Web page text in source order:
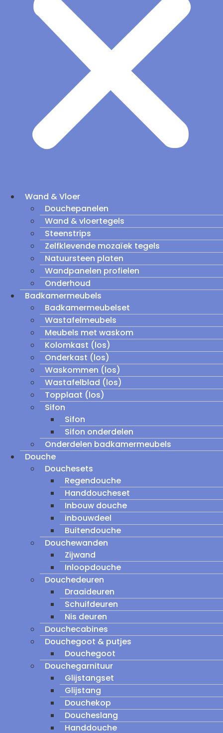
Wand & Vloer
Douchepanelen
Wand & vloertegels
Steenstrips
Zelfklevende mozaïek tegels
Natuursteen platen
Wandpanelen profielen
Onderhoud
Badkamermeubels
Badkamermeubelset
Wastafelmeubels
Meubels met waskom
Kolomkast (los)
Onderkast (los)
Waskommen (los)
Wastafelblad (los)
Topplaat (los)
Sifon
Sifon
Sifon onderdelen
Onderdelen badkamermeubels
Douche
Douchesets
Regendouche
Handdoucheset
Inbouw douche
inbouwdeel
Buitendouche
Douchewanden
Zijwand
Inloopdouche
Douchedeuren
Draaideuren
Schuifdeuren
Nis deuren
Douchecabines
Douchegoot & putjes
Douchegoot
Douchegarnituur
Glijstangset
Glijstang
Douchekop
Doucheslang
Handdouche